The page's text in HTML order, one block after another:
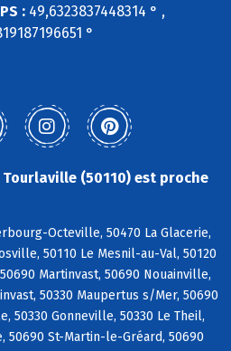
:49,6323837448314 ° ,
°
(50110) est proche
Octeville, 50470 La Glacerie,
50110 Le Mesnil-au-Val, 50120
Martinvast, 50690 Nouainville,
50330 Maupertus s/Mer, 50690
50330 Gonneville, 50330 Le Theil,
50690 St-Martin-le-Gréard, 50690